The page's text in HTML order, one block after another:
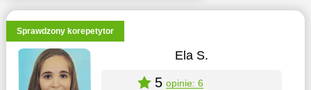
Sprawdzony korepetytor
Ela S.
5 opinie: 6